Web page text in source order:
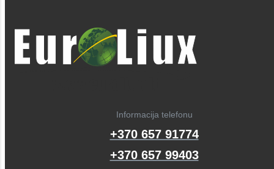
Informacija telefonu
+370 657 91774
+370 657 99403